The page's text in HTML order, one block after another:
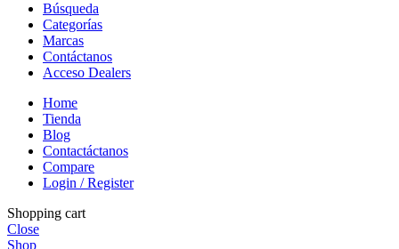
Búsqueda
Categorías
Marcas
Contáctanos
Acceso Dealers
Home
Tienda
Blog
Contactáctanos
Compare
Login / Register
Shopping cart
Close
Shop